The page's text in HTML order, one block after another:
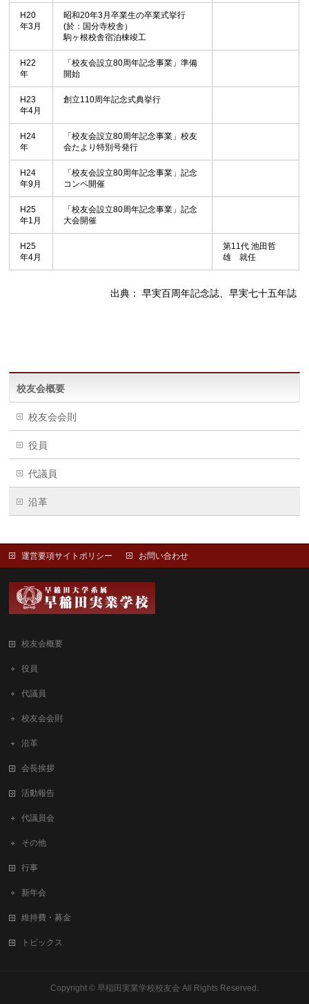
H20
年3月
昭和20年3月卒業生の卒業式挙行
(於：国分寺校舎）
駒ヶ根校舎宿泊棟竣工
H22
年
「校友会設立80周年記念事業」準備
開始
H23
年4月
創立110周年記念式典挙行
H24
年
「校友会設立80周年記念事業」校友
会たより特別号発行
H24
年9月
「校友会設立80周年記念事業」記念
コンペ開催
H25
年1月
「校友会設立80周年記念事業」記念
大会開催
H25
年4月
第11代 池田哲
雄 就任
出典： 早実百周年記念誌、早実七十五年誌
校友会概要
校友会会則
役員
代議員
沿革
運営要項サイトポリシー お問い合わせ
校友会概要
役員
代議員
校友会会則
沿革
会長挨拶
活動報告
代議員会
その他
行事
新年会
維持費・募金
トピックス
Copyright © 早稲田実業学校校友会 All Rights Reserved.